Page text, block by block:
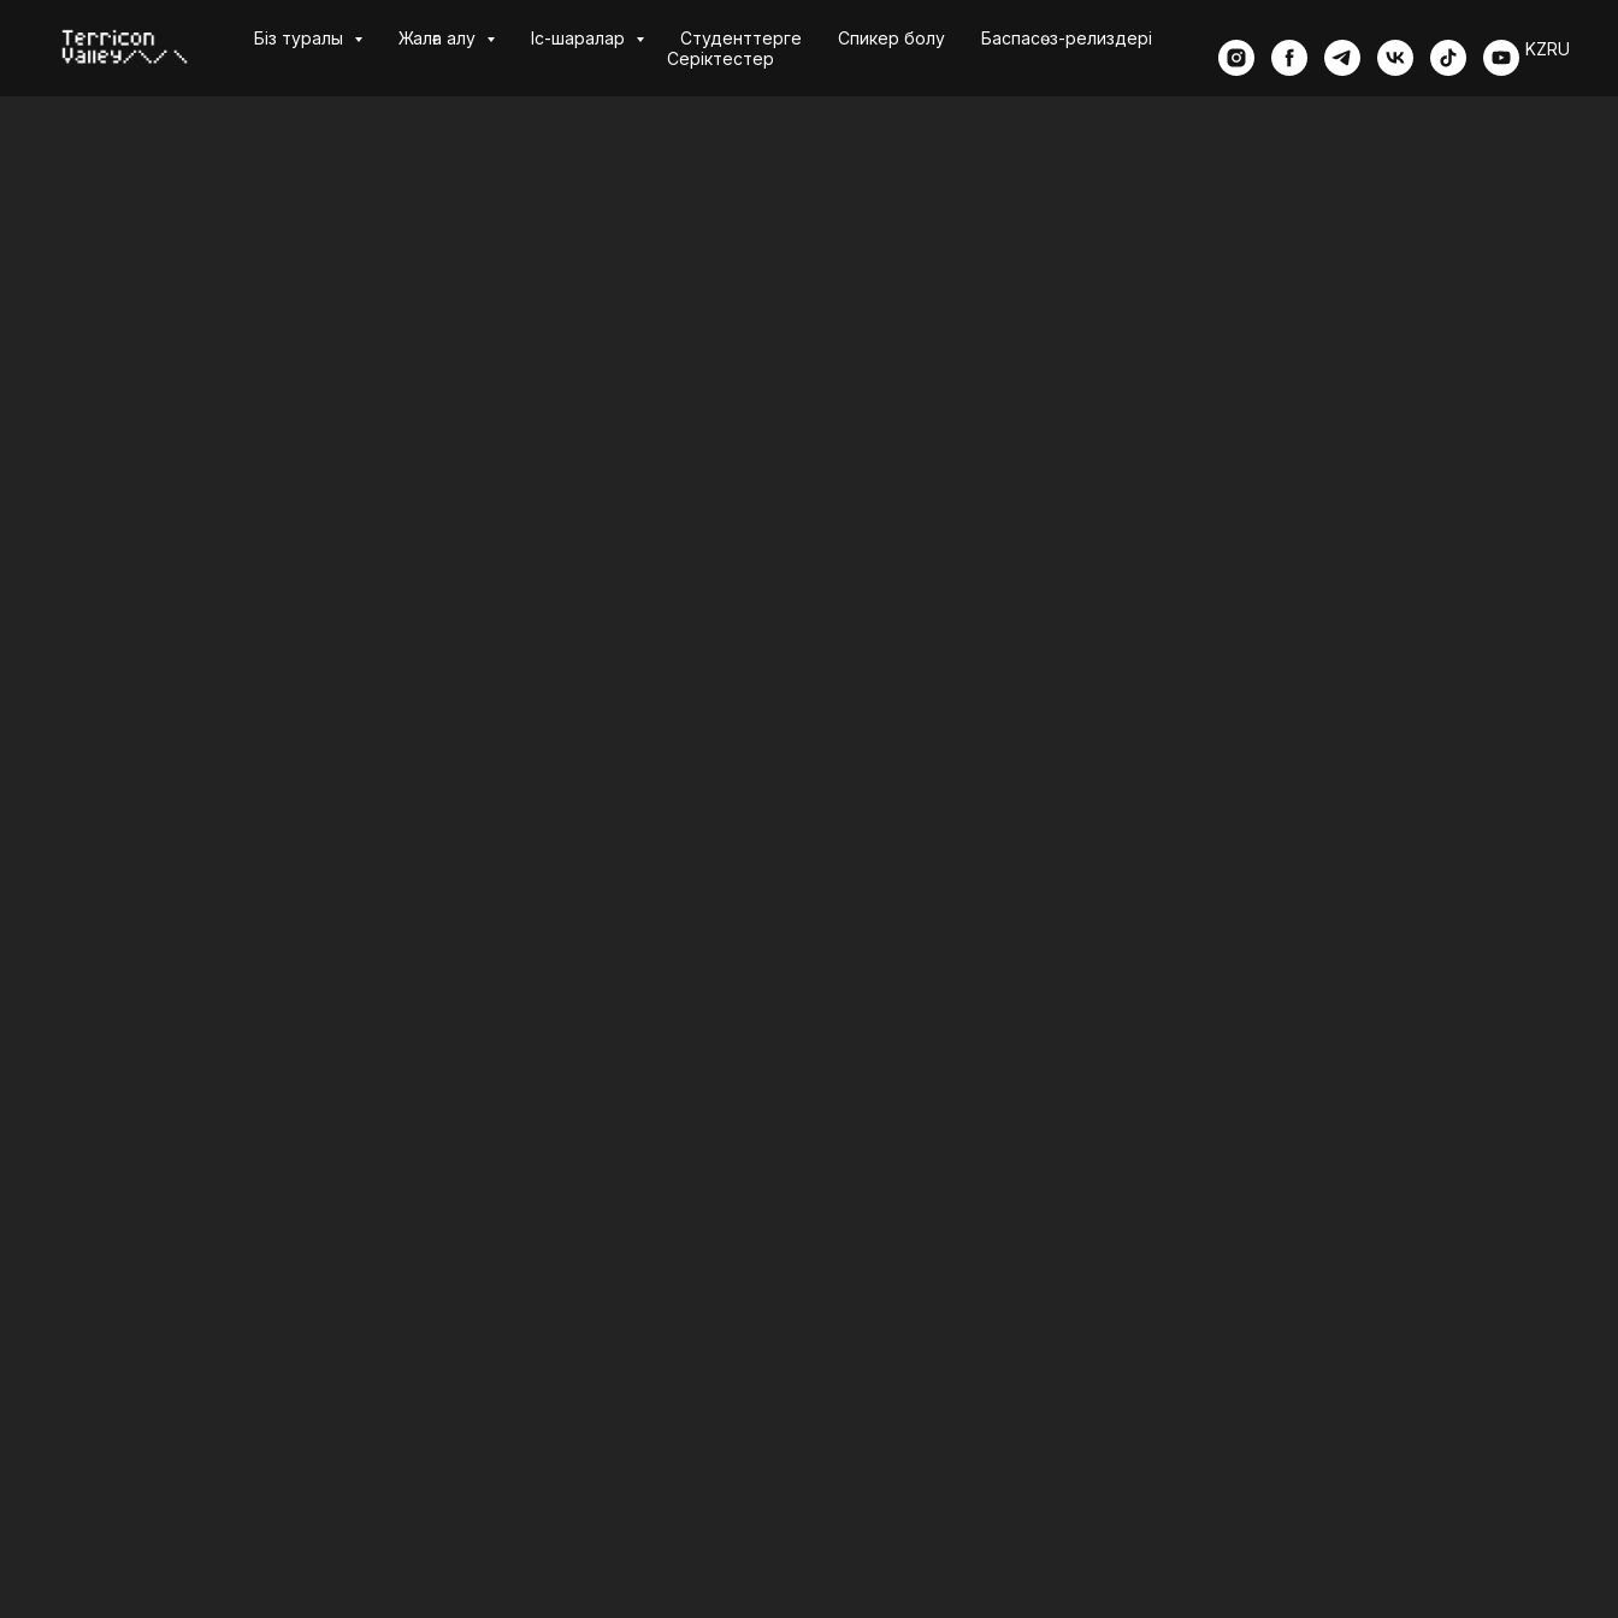
Біз туралы Жалға алу Іс-шаралар Студенттерге Спикер болу
Баспасөз-релиздері
Серіктестер
KZRU